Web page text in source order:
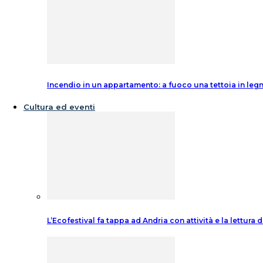
Incendio in un appartamento: a fuoco una tettoia in
Cultura ed eventi
L’Ecofestival fa tappa ad Andria con attività e la lettura